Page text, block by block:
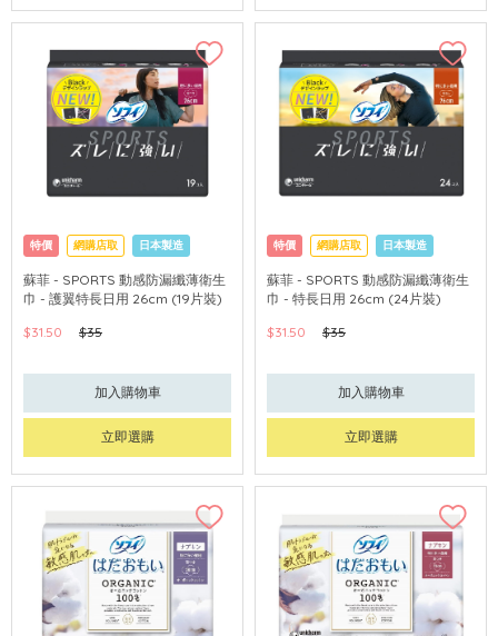
特價 網購店取 日本製造
蘇菲 - SPORTS 動感防漏纖薄衛生
巾 - 護翼特長日用 26cm (19片裝)
$31.50
$35
加入購物車
立即選購
特價 網購店取 日本製造
蘇菲 - SPORTS 動感防漏纖薄衛生
巾 - 特長日用 26cm (24片裝)
$31.50
$35
加入購物車
立即選購